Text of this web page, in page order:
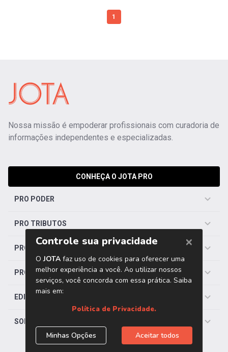
1
Nossa missão é empoderar profissionais com curadoria de
informações independentes e especializadas.
CONHEÇA O JOTA PRO
PRO PODER
PRO TRIBUTOS
PRO TRABALHISTA
PRO SAÚDE
EDITORIAS
SOBRE O JOTA